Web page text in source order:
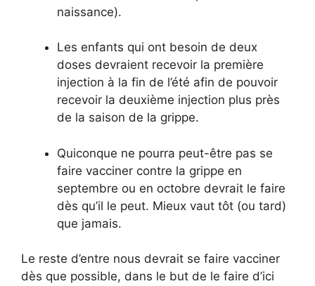
naissance).
Les enfants qui ont besoin de deux
doses devraient recevoir la première
injection à la fin de l’été afin de pouvoir
recevoir la deuxième injection plus près
de la saison de la grippe.
Quiconque ne pourra peut-être pas se
faire vacciner contre la grippe en
septembre ou en octobre devrait le faire
dès qu’il le peut. Mieux vaut tôt (ou tard)
que jamais.
Le reste d’entre nous devrait se faire vacciner
dès que possible, dans le but de le faire d’ici